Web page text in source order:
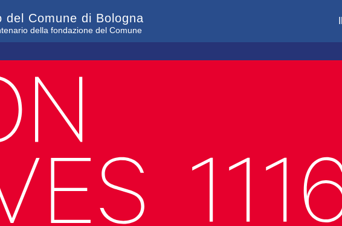
del Comune di Bologna
della fondazione del Comune